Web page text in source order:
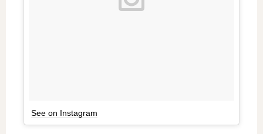
See on Instagram